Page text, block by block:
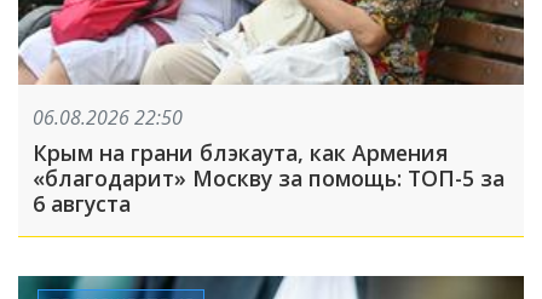
06.08.2026 22:50
Крым на грани блэкаута, как Армения
«благодарит» Москву за помощь: ТОП-5 за
6 августа